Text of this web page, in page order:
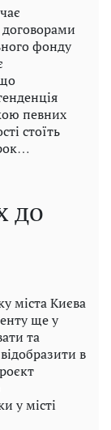
фонду
певних
стоїть
до
міста Києва
ще у
та
в
у місті